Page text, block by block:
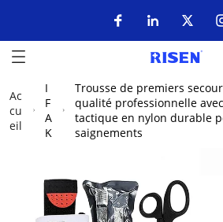
Ac
cu
eil
I
F
A
K
Trousse de premiers
qualité professionnelle
tactique en nylon durable
saignements